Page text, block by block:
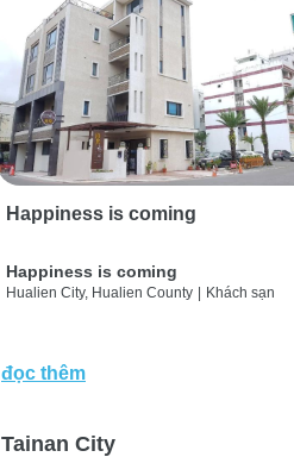
Happiness is coming
Happiness is coming
Hualien City, Hualien County Khách sạn
đọc thêm
Tainan City